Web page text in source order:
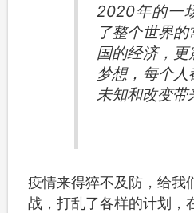
2020年的一
了整个世界
国的经济，
梦想，每个
未知和改变带
疫情来得猝不及防，给我
战，打乱了各样的计划，